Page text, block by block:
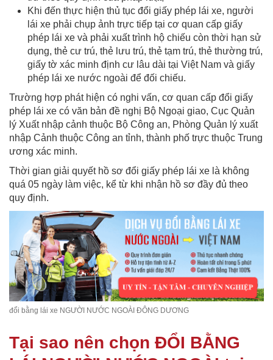
Khi đến thực hiện thủ tục đổi giấy phép lái xe, người
lái xe phải chụp ảnh trực tiếp tại cơ quan cấp giấy
phép lái xe và phải xuất trình hộ chiếu còn thời hạn sử
dụng, thẻ cư trú, thẻ lưu trú, thẻ tạm trú, thẻ thường trú,
giấy tờ xác minh định cư lâu dài tại Việt Nam và giấy
phép lái xe nước ngoài để đối chiếu.
Trường hợp phát hiện có nghi vấn, cơ quan cấp đổi giấy
phép lái xe có văn bản đề nghị Bộ Ngoại giao, Cục Quản
lý Xuất nhập cảnh thuộc Bộ Công an, Phòng Quản lý xuất
nhập Cảnh thuộc Công an tỉnh, thành phố trực thuộc Trung
ương xác minh.
Thời gian giải quyết hồ sơ đổi giấy phép lái xe là không
quá 05 ngày làm việc, kể từ khi nhận hồ sơ đầy đủ theo
quy định.
đổi bằng lái xe NGƯỜI NƯỚC NGOÀI ĐÔNG DƯƠNG
Tại sao nên chọn ĐỔI BẰNG